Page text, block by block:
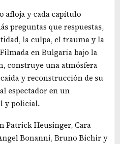
afloja y cada capítulo
preguntas que respuestas,
la culpa, el trauma y la
en Bulgaria bajo la
construye una atmósfera
y reconstrucción de su
espectador en un
y policial.
Patrick Heusinger, Cara
Bonanni, Bruno Bichir y